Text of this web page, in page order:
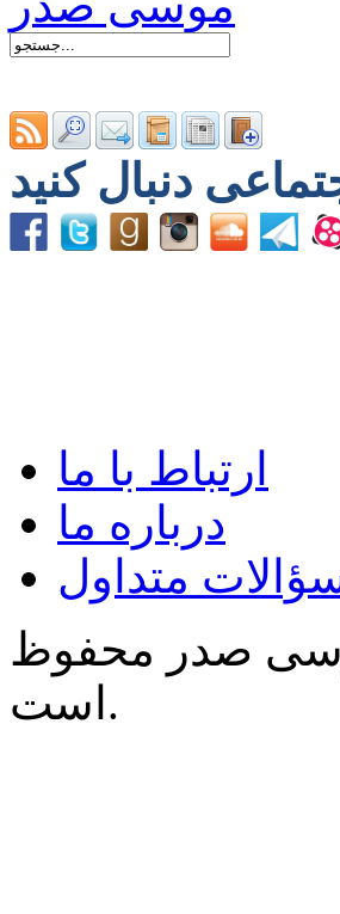
ارتباط با ما
درباره ما
متداول
صدر محفوظ
است.